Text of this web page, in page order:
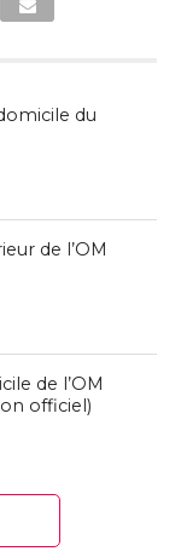
du
de l’OM
de l’OM
officiel)